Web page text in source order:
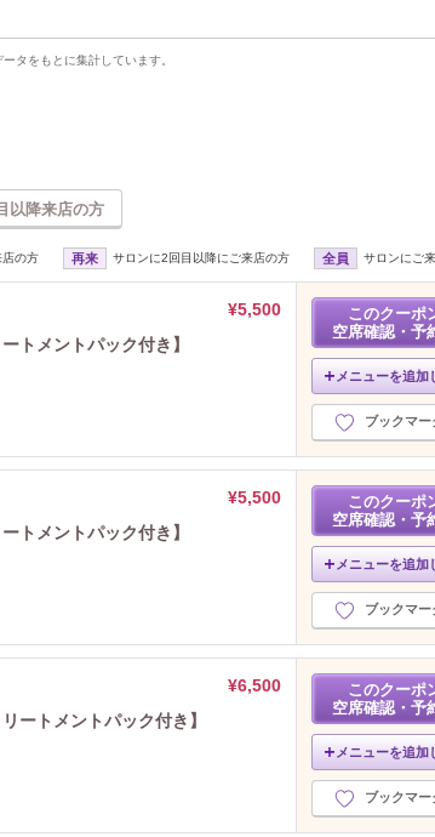
タをもとに集計しています。
以降来店の方
店の方 再来 サロンに2回目以降にご来店の方 全員 サロンにご
¥5,500
トメントパック付き】
このクーポ
空席確認・予
メニューを追加
ブックマー
¥5,500
トメントパック付き】
このクーポ
空席確認・予
メニューを追加
ブックマー
¥6,500
トメントパック付き】
このクーポ
空席確認・予
メニューを追加
ブックマー